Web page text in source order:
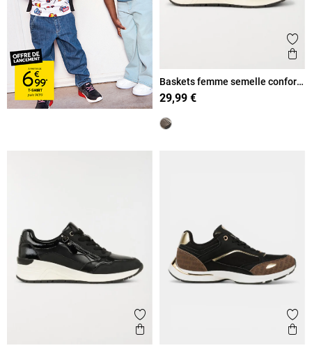
Baskets femme semelle confort
(36-41)
29,99 €
Ajouter aux favoris
Aperçu rapide